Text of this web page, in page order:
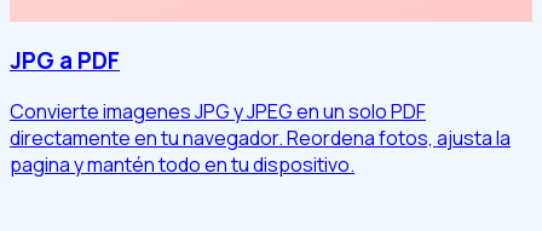
JPG a PDF
Convierte imagenes JPG y JPEG en un solo PDF
directamente en tu navegador. Reordena fotos, ajusta la
pagina y mantén todo en tu dispositivo.